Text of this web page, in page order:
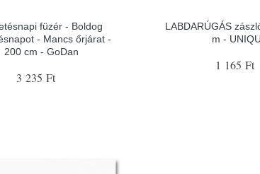
füzér - Boldog
- Mancs őrjárat -
200 cm - GoDan
3 235 Ft
LABDARÚGÁS
m -
1 165 Ft